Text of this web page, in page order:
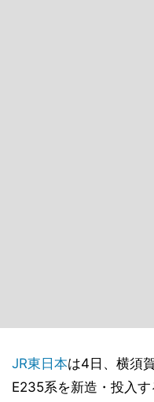
JR東日本は4日、横須
E235系を新造・投入